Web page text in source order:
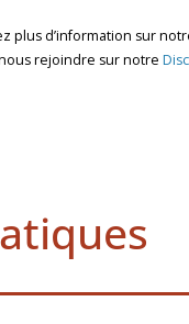
d’information sur
rejoindre sur notre